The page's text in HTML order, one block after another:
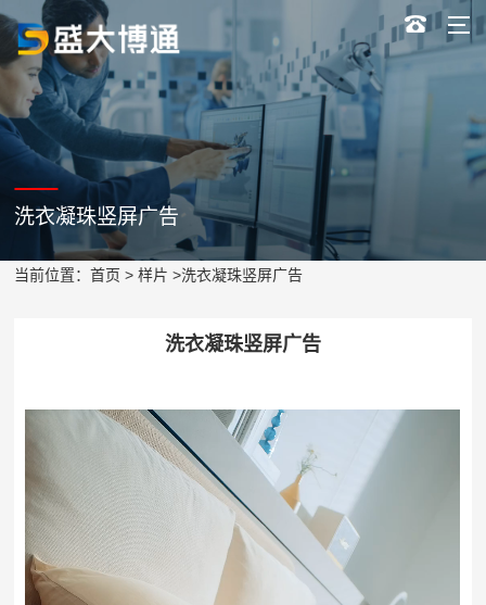
洗衣凝珠竖屏广告
当前位置：首页 >样片 >洗衣凝珠竖屏广告
洗衣凝珠竖屏广告